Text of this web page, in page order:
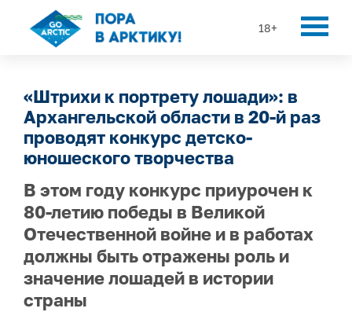
18+
«Штрихи к портрету лошади»: в
Архангельской области в 20-й раз
проводят конкурс детско-
юношеского творчества
В этом году конкурс приурочен к
80-летию победы в Великой
Отечественной войне и в работах
должны быть отражены роль и
значение лошадей в истории
страны